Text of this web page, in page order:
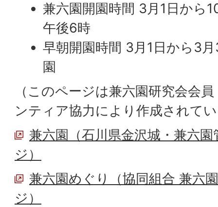
兼六園開園時間 3月1日から
午後6時
早朝開園時間 3月1日から3
園
（このページは兼六園研究会会
ンティア協力により作成されて
兼六園（石川県金沢城・兼六
ジ）
兼六園めぐり（協同組合 兼六
ジ）